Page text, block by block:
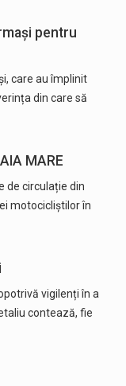
pentru
care au împlinit
din care să
MARE
de circulație din
motocicliștilor în
vigilenți în a
contează, fie